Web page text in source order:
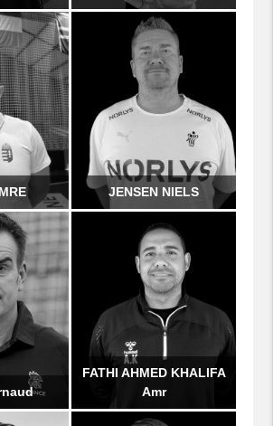
JENSEN NIELS
FATHI AHMED KHALIFA
Amr